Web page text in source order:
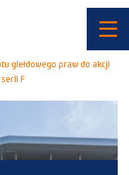
giełdowego praw do akcji
F